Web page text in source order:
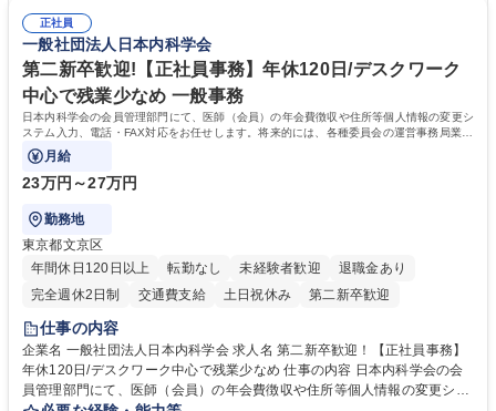
平均100件前後■メール・手紙：同上40件前後 募集職種 中野本社【お客様
相談室】お客様のお声をもとにより良い商品づくりへ貢献
すのでご安心ください。 【当社について】キリングループの広報機能を担
う会社として、お客様との出会いを大切にし、磨き上げたホスピタリティ
を込めてコミュニケーションをとりながら広報関連業務を行っておりま
す。 学歴・資格 学歴：大学院 大学 高専 短大 専修学校 高校 語学力： 資
格：
正社員
一般社団法人日本内科学会
第二新卒歓迎!【正社員事務】年休120日/デスクワーク
中心で残業少なめ 一般事務
日本内科学会の会員管理部門にて、医師（会員）の年会費徴収や住所等個人情報の変更シ
ステム入力、電話・FAX対応をお任せします。将来的には、各種委員会の運営事務局業務
などにも幅広く携わっていただきます。
月給
23万円～27万円
勤務地
東京都文京区
年間休日120日以上
転勤なし 未経験者歓迎
退職金あり
完全週休2日制
交通費支給 土日祝休み 第二新卒歓迎
仕事の内容
企業名 一般社団法人日本内科学会 求人名 第二新卒歓迎！【正社員事務】
年休120日/デスクワーク中心で残業少なめ 仕事の内容 日本内科学会の会
員管理部門にて、医師（会員）の年会費徴収や住所等個人情報の変更シス